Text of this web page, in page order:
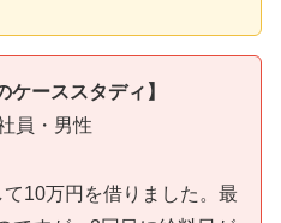
ーススタディ】
員・男性
て10万円を借りました。最